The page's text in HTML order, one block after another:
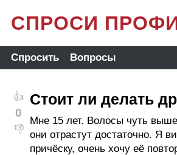
СПРОСИ
Спросить Вопросы
👍
0
👎
Стоит ли делать
Мне 15 лет. Волосы чуть
они отрастут достаточно. Я
причёску, очень хочу её